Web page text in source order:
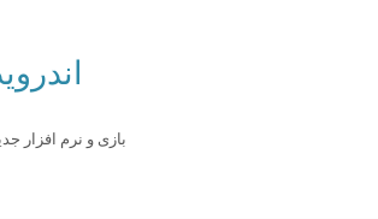
اندروید
بازی و نرم افزار جدید